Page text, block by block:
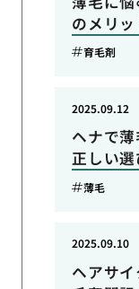
のメリッ
育毛剤
ヘナで
正しい選
2025.09.12
薄毛
ヘアサ
2025.09.10